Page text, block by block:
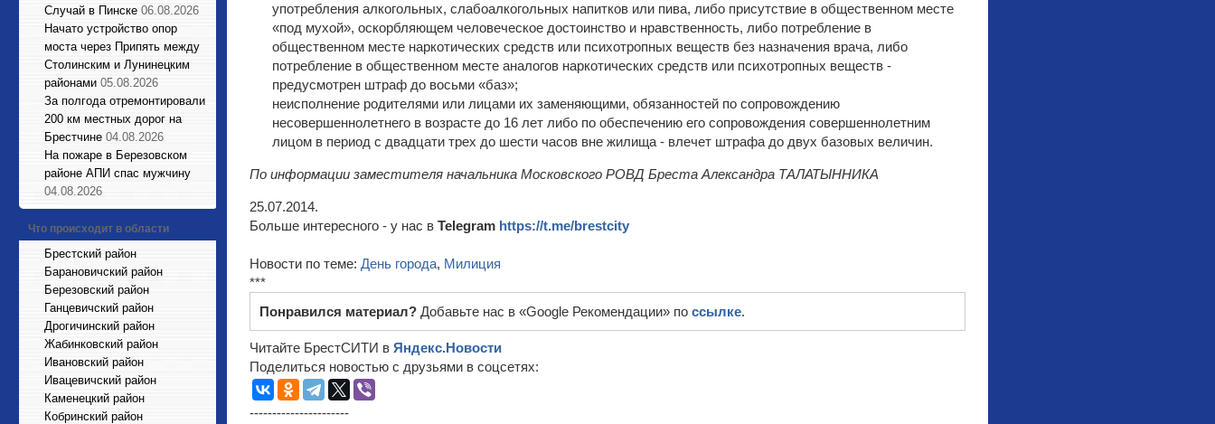
Случай в Пинске 06.08.2026
Начато устройство опор
моста через Припять между
Столинским и Лунинецким
районами 05.08.2026
За полгода отремонтировали
200 км местных дорог на
Брестчине 04.08.2026
На пожаре в Березовском
районе АПИ спас мужчину
04.08.2026
Что происходит в области
Брестский район
Барановичский район
Березовский район
Ганцевичский район
Дрогичинский район
Жабинковский район
Ивановский район
Ивацевичский район
Каменецкий район
Кобринский район
употребления алкогольных, слабоалкогольных напитков или пива, либо присутствие в общественном месте
«под мухой», оскорбляющем человеческое достоинство и нравственность, либо потребление в
общественном месте наркотических средств или психотропных веществ без назначения врача, либо
потребление в общественном месте аналогов наркотических средств или психотропных веществ -
предусмотрен штраф до восьми «баз»;
неисполнение родителями или лицами их заменяющими, обязанностей по сопровождению
несовершеннолетнего в возрасте до 16 лет либо по обеспечению его сопровождения совершеннолетним
лицом в период с двадцати трех до шести часов вне жилища - влечет штрафа до двух базовых величин.
По информации заместителя начальника Московского РОВД Бреста Александра ТАЛАТЫННИКА
25.07.2014.
Больше интересного - у нас в Telegram https://t.me/brestcity
Новости по теме: День города, Милиция
***
Понравился материал? Добавьте нас в «Google Рекомендации» по ссылке.
Читайте БрестСИТИ в Яндекс.Новости
Поделиться новостью с друзьями в соцсетях:
----------------------